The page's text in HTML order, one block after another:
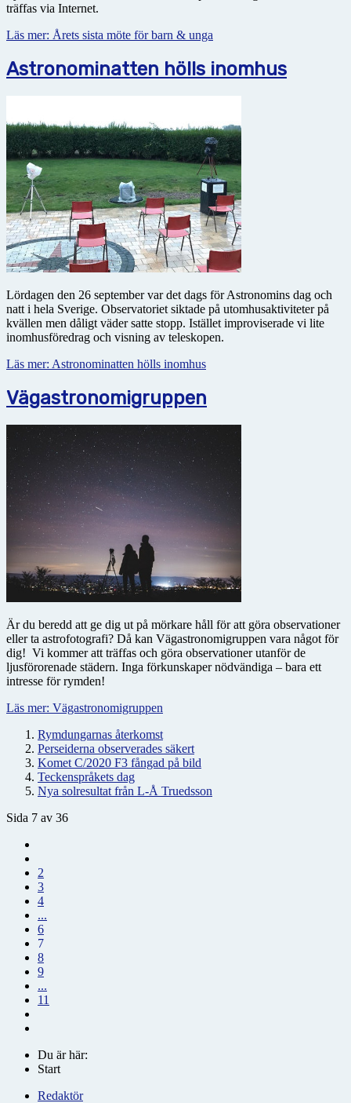
träffas via Internet.
Läs mer: Årets sista möte för barn & unga
Astronominatten hölls inomhus
Lördagen den 26 september var det dags för Astronomins dag och
natt i hela Sverige. Observatoriet siktade på utomhusaktiviteter på
kvällen men dåligt väder satte stopp. Istället improviserade vi lite
inomhusföredrag och visning av teleskopen.
Läs mer: Astronominatten hölls inomhus
Vägastronomigruppen
Är du beredd att ge dig ut på mörkare håll för att göra observationer
eller ta astrofotografi? Då kan Vägastronomigruppen vara något för
dig! Vi kommer att träffas och göra observationer utanför de
ljusförorenade städern. Inga förkunskaper nödvändiga – bara ett
intresse för rymden!
Läs mer: Vägastronomigruppen
Rymdungarnas återkomst
Perseiderna observerades säkert
Komet C/2020 F3 fångad på bild
Teckenspråkets dag
Nya solresultat från L-Å Truedsson
Sida 7 av 36
2
3
4
...
6
7
8
9
...
11
Du är här:
Start
Redaktör